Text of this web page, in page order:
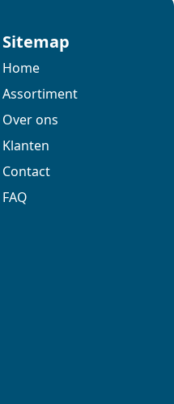
Sitemap
Home
Assortiment
Over ons
Klanten
Contact
FAQ